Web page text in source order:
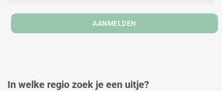
m
AANMELDEN
In welke regio zoek je een uitje?